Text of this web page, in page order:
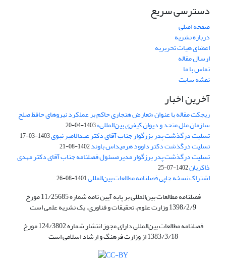
دسترسی سریع
صفحه اصلی
درباره نشریه
اعضای هیات تحریریه
ارسال مقاله
تماس با ما
نقشه سایت
آخرین اخبار
ریجکت مقاله با عنوان «تعارض هنجاری حاکم بر عملکرد نیروهای حافظ صلح
سازمان ملل متحد و دیوان کیفری بین‌المللی»1403-04-20
تسلیت درگذشت پدر بزرگوار جناب آقای دکتر عبدالامیر نبوی1403-03-17
تسلیت درگذشت دکتر داوود هرمیداس باوند1402-08-21
تسلیت درگذشت پدر برزگوار مدیرمسئول فصلنامه جناب آقای دکتر مهدی
ذاکریان1402-07-25
اشتراک نسخه چاپی فصلنامه مطالعات بین‌المللی1401-08-26
فصلنامه مطالعات بین‌المللی بر پایه آیین نامه شماره 11/25685 مورخ
1398/2/9 وزارت علوم، تحقیقات و فناوری، یک نشریه علمی است
فصلنامه مطالعات بین‌المللی دارای مجوز انتشار شماره 124/3802 مورخ
1383/3/18 از وزارت فرهنگ و ارشاد اسلامی است